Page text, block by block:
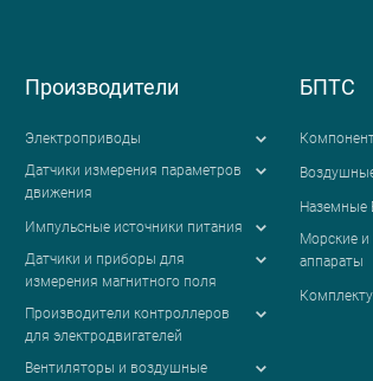
Производители
Электроприводы
Датчики измерения параметров
движения
Импульсные источники питания
Датчики и приборы для
измерения магнитного поля
Производители контроллеров
для электродвигателей
Вентиляторы и воздушные
БПТС
Наземные
Морские и
аппараты